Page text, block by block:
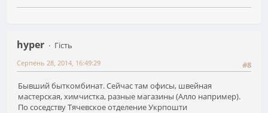
hyper
Гість
#8
Серпень 28, 2014, 16:49:29
Бывший быткомбинат. Сейчас там офисы, швейная
мастерская, химчистка, разные магазины (Алло например).
По соседству Тячевское отделение Укрпошти